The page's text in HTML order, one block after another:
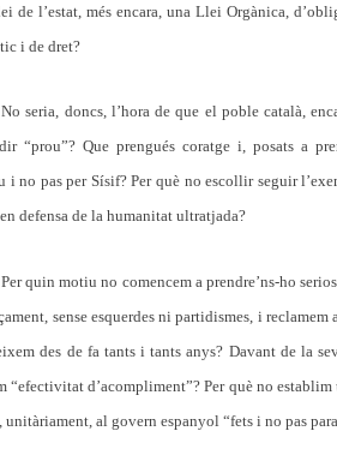
de l’estat, més encara, una Llei Orgànica,
i de dret?
No seria, doncs, l’hora de que el poble català,
“prou”? Que prengués coratge i, posats a
i no pas per Sísif? Per què no escollir seguir
defensa de la humanitat ultratjada?
Per quin motiu no comencem a prendre’ns-ho
sense esquerdes ni partidismes, i
des de fa tants i tants anys? Davant de la
“efectivitat d’acompliment”? Per què no
al govern espanyol “fets i no pas